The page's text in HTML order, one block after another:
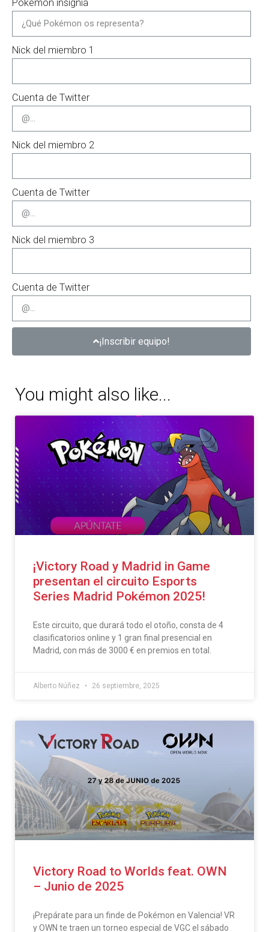
Pokemon insignia
Nick del miembro 1
Cuenta de Twitter
Nick del miembro 2
Cuenta de Twitter
Nick del miembro 3
Cuenta de Twitter
¡Inscribir equipo!
You might also like...
¡Victory Road y Madrid in Game
presentan el circuito Esports
Series Madrid Pokémon 2025!
Este circuito, que durará todo el otoño, consta de 4
clasificatorios online y 1 gran final presencial en
Madrid, con más de 3000 € en premios en total.
Alberto Núñez 26 septiembre, 2025
Victory Road to Worlds feat. OWN
– Junio de 2025
¡Prepárate para un finde de Pokémon en Valencia! VR
y OWN te traen un torneo especial de VGC el sábado